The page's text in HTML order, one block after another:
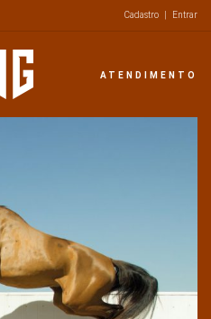
Cadastro Entrar
ATENDIMENTO